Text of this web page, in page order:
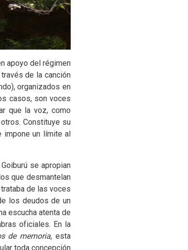
apoyo del régimen
de la canción
organizados en
casos, son voces
que la voz, como
Constituye su
impone un límite al
se apropian
que desmantelan
de las voces
los deudos de un
escucha atenta de
oficiales. En la
de memoria, esta
toda concepción